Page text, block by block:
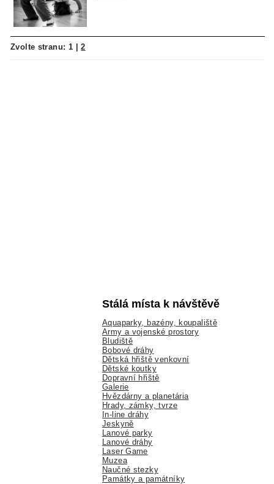
Zvolte stranu: 1 |2
Stálá místa k návštěvě
Aquaparky, bazény, koupaliště
Army a vojenské prostory
Bludiště
Bobové dráhy
Dětská hřiště venkovní
Dětské koutky
Dopravní hřiště
Galerie
Hvězdárny a planetária
Hrady, zámky, tvrze
In-line dráhy
Jeskyně
Lanové parky
Lanové dráhy
Laser Game
Muzea
Naučné stezky
Památky a památníky